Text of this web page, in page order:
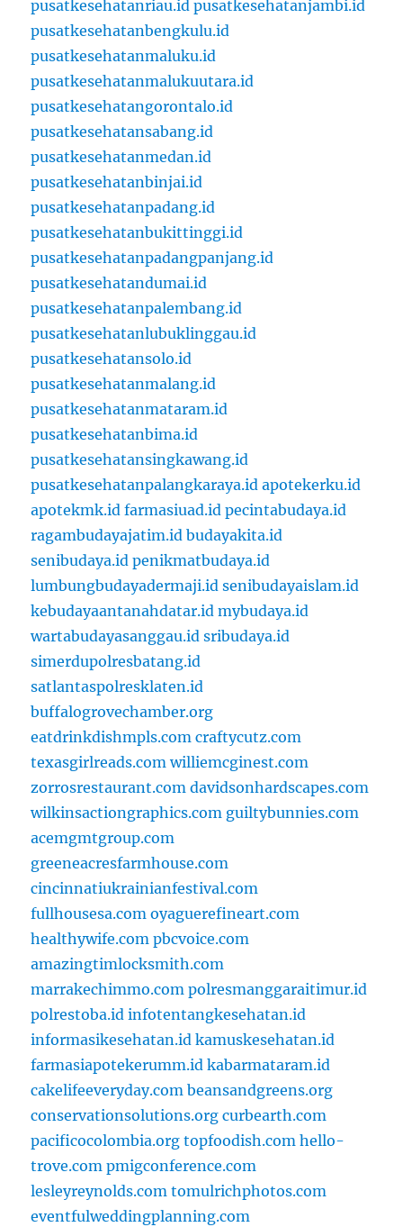
pusatkesehatanriau.id pusatkesehatanjambi.id
pusatkesehatanbengkulu.id
pusatkesehatanmaluku.id
pusatkesehatanmalukuutara.id
pusatkesehatangorontalo.id
pusatkesehatansabang.id
pusatkesehatanmedan.id
pusatkesehatanbinjai.id
pusatkesehatanpadang.id
pusatkesehatanbukittinggi.id
pusatkesehatanpadangpanjang.id
pusatkesehatandumai.id
pusatkesehatanpalembang.id
pusatkesehatanlubuklinggau.id
pusatkesehatansolo.id
pusatkesehatanmalang.id
pusatkesehatanmataram.id
pusatkesehatanbima.id
pusatkesehatansingkawang.id
pusatkesehatanpalangkaraya.id apotekerku.id
apotekmk.id farmasiuad.id pecintabudaya.id
ragambudayajatim.id budayakita.id
senibudaya.id penikmatbudaya.id
lumbungbudayadermaji.id senibudayaislam.id
kebudayaantanahdatar.id mybudaya.id
wartabudayasanggau.id sribudaya.id
simerdupolresbatang.id
satlantaspolresklaten.id
buffalogrovechamber.org
eatdrinkdishmpls.com craftycutz.com
texasgirlreads.com williemcginest.com
zorrosrestaurant.com davidsonhardscapes.com
wilkinsactiongraphics.com guiltybunnies.com
acemgmtgroup.com
greeneacresfarmhouse.com
cincinnatiukrainianfestival.com
fullhousesa.com oyaguerefineart.com
healthywife.com pbcvoice.com
amazingtimlocksmith.com
marrakechimmo.com polresmanggaraitimur.id
polrestoba.id infotentangkesehatan.id
informasikesehatan.id kamuskesehatan.id
farmasiapotekerumm.id kabarmataram.id
cakelifeeveryday.com beansandgreens.org
conservationsolutions.org curbearth.com
pacificocolombia.org topfoodish.com hello-
trove.com pmigconference.com
lesleyreynolds.com tomulrichphotos.com
eventfulweddingplanning.com